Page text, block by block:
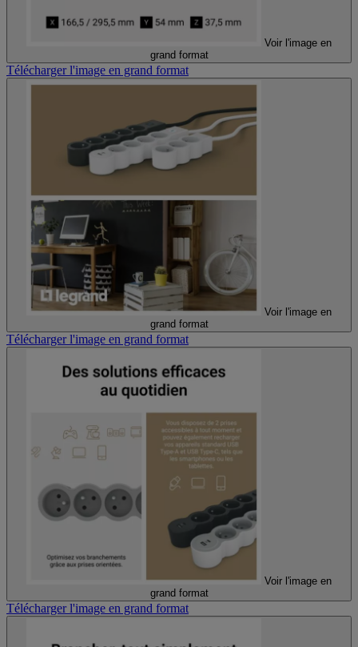
Voir l'image en
grand format
Télécharger l'image en grand format
Voir l'image en
grand format
Télécharger l'image en grand format
Voir l'image en
grand format
Télécharger l'image en grand format